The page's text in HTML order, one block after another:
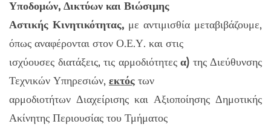
Υποδομών, Δικτύων και Βιώσιμης
Αστικής Κινητικότητας, με αντιμισθία μεταβιβάζουμε,
όπως αναφέρονται στον Ο.Ε.Υ. και στις
ισχύουσες διατάξεις, τις αρμοδιότητεςα) της Διεύθυνσης
Τεχνικών Υπηρεσιών, εκτός των
αρμοδιοτήτων Διαχείρισης και Αξιοποίησης Δημοτικής
Ακίνητης Περιουσίας του Τμήματος